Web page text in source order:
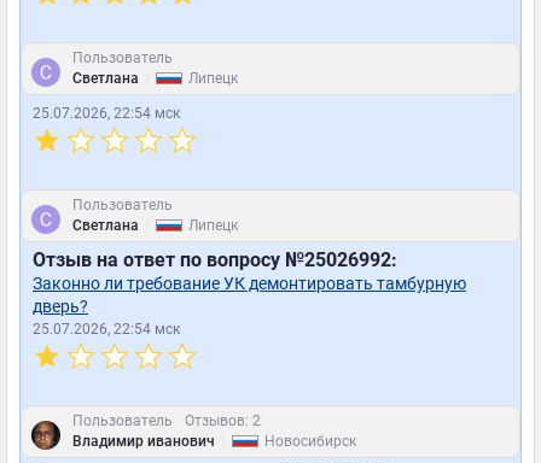
Пользователь
Светлана
Липецк
25.07.2026, 22:54 мск
Пользователь
Светлана
Липецк
Отзыв на ответ по вопросу №25026992:
Законно ли требование УК демонтировать тамбурную
дверь?
25.07.2026, 22:54 мск
Пользователь
Отзывов: 2
Владимир иванович
Новосибирск